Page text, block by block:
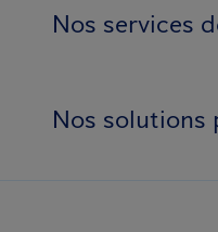
Nos services
Nos solutions